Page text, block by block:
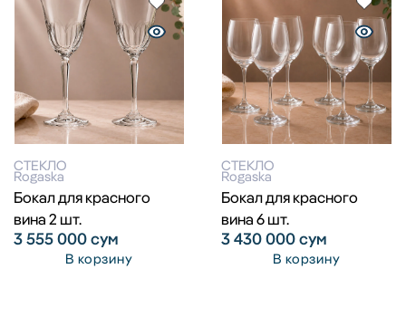
СТЕКЛО
Rogaska
Бокал для красного
вина 2 шт.
3 555 000сум
В корзину
СТЕКЛО
Rogaska
Бокал для красного
вина 6 шт.
3 430 000сум
В корзину